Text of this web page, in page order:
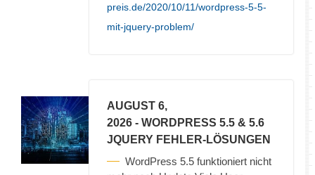
preis.de/2020/10/11/wordpress-5-5-
mit-jquery-problem/
AUGUST 6,
2026 - WORDPRESS 5.5 & 5.6
JQUERY FEHLER-LÖSUNGEN
WordPress 5.5 funktioniert nicht